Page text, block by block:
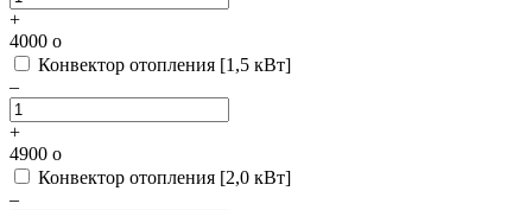
+
4000 o
Конвектор отопления [1,5 кВт]
–
+
4900 o
Конвектор отопления [2,0 кВт]
–